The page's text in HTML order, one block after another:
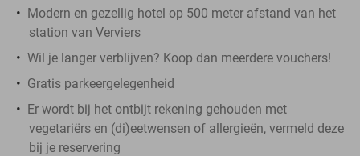
Modern en gezellig hotel op 500 meter afstand van het
station van Verviers
Wil je langer verblijven? Koop dan meerdere vouchers!
Gratis parkeergelegenheid
Er wordt bij het ontbijt rekening gehouden met
vegetariërs en (di)eetwensen of allergieën, vermeld deze
bij je reservering